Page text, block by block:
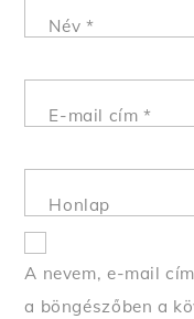
Név *
E-mail cím*
Honlap
A nevem, e-mail
a böngészőben a